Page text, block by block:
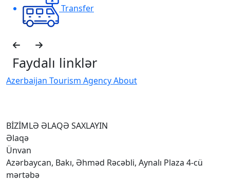
Transfer
Faydalı linklər
Azerbaijan Tourism Agency About
BİZİMLƏ ƏLAQƏ SAXLAYIN
Əlaqə
Ünvan
Azərbaycan, Bakı, Əhməd Rəcəbli, Aynalı Plaza 4-cü
mərtəbə